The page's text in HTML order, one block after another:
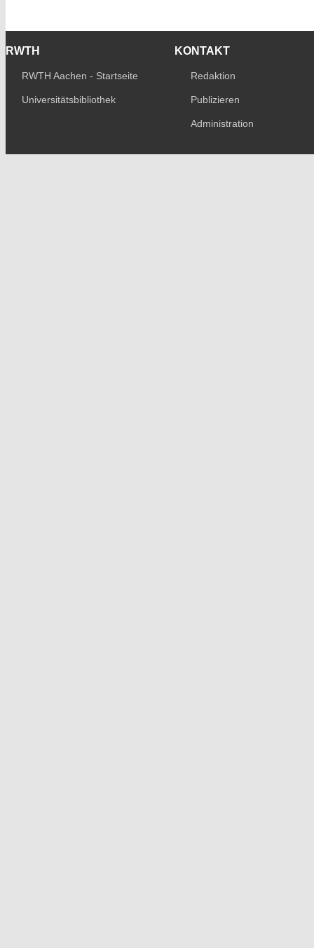
RWTH
RWTH Aachen - Startseite
Universitätsbibliothek
KONTAKT
Redaktion
Publizieren
Administration